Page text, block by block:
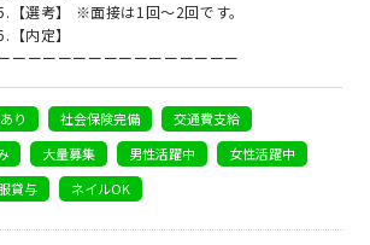
【選考】 ※面接は1回～2回です。
【内定】
ーーーーーーーーーーーーーーー
り 社会保険完備
交通費支給
大量募集 男性活躍中
女性活躍中
貸与 ネイルOK